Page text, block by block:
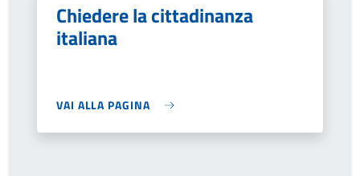
Chiedere la cittadinanza
italiana
VAI ALLA PAGINA